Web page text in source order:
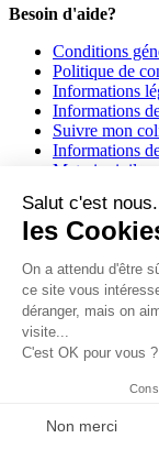
Besoin d'aide?
Conditions
Politique de
Informations
Informations
Suivre mon
Informations
Materiovigilance
Girodmedical est
Tous les dispositifs
21 décembre 2012
Salut c'est
les
On a attendu d'être
ce site vous
déranger, mais on
visite...
C'est OK pour vous ?
Non merci